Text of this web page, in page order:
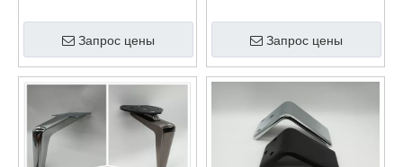
пластиной
Запрос цены
ножками для кроватей и
шкафов
Запрос цены